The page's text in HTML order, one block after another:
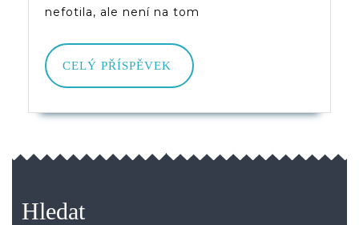
nefotila, ale není na tom
CELÝ PŘÍSPĚVEK
CELÝ
PŘÍSPĚVEK
Hledat